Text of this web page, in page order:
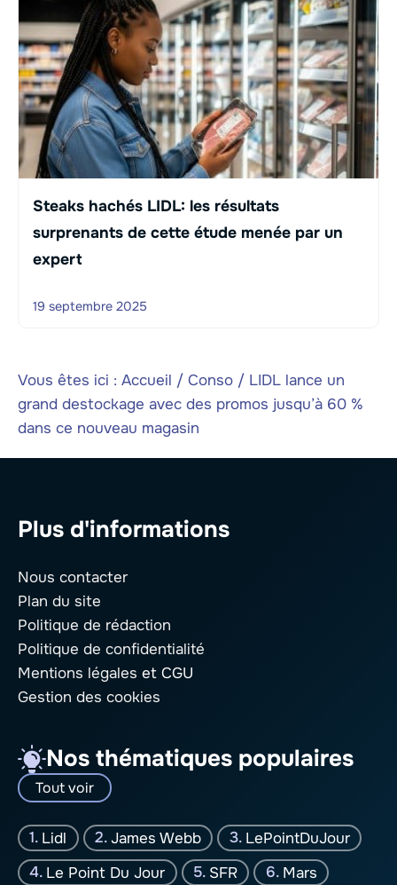
Steaks hachés LIDL: les résultats
surprenants de cette étude menée par un
expert
19 septembre 2025
Vous êtes ici : Accueil / Conso / LIDL lance un
grand destockage avec des promos jusqu’à 60 %
dans ce nouveau magasin
Plus d'informations
Nous contacter
Plan du site
Politique de rédaction
Politique de confidentialité
Mentions légales et CGU
Gestion des cookies
Nos thématiques populaires
Tout voir
Lidl James Webb
LePointDuJour
Le Point Du Jour
SFR Mars